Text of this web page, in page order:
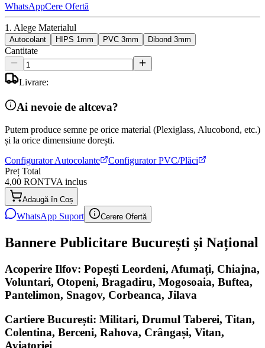
WhatsAppCere Ofertă
1. Alege Materialul
Autocolant HIPS 1mm PVC 3mm Dibond 3mm
Cantitate
Livrare:
Ai nevoie de altceva?
Putem produce semne pe orice material (Plexiglass, Alucobond, etc.)
și la orice dimensiune dorești.
Configurator Autocolante
Configurator PVC/Plăci
Preț Total
4,00 RONTVA inclus
Adaugă în Coș
WhatsApp Suport Cerere Ofertă
Bannere Publicitare București și Național
Acoperire Ilfov: Popești Leordeni, Afumați, Chiajna,
Voluntari, Otopeni, Bragadiru, Mogosoaia, Buftea,
Pantelimon, Snagov, Corbeanca, Jilava
Cartiere București: Militari, Drumul Taberei, Titan,
Colentina, Berceni, Rahova, Crângași, Vitan,
Aviatoriei